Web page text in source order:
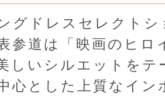
グドレスセレクト
参道は「映画のヒロ
しいシルエットをテ
心とした上質なイン